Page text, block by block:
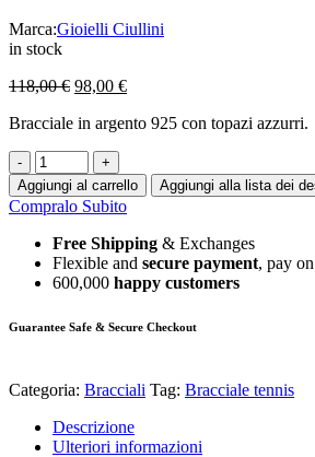
Marca:Gioielli Ciullini
in stock
118,00€ 98,00 €
Bracciale in argento 925 con topazi azzurri.
-
+
Aggiungi al carrello
Aggiungi alla lista dei
Compralo Subito
Free Shipping & Exchanges
Flexible and secure payment, pay
600,000 happy customers
Guarantee Safe & Secure Checkout
Categoria: Bracciali Tag: Bracciale tennis
Descrizione
Ulteriori informazioni